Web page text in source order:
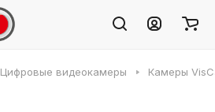
Цифровые видеокамеры Камеры